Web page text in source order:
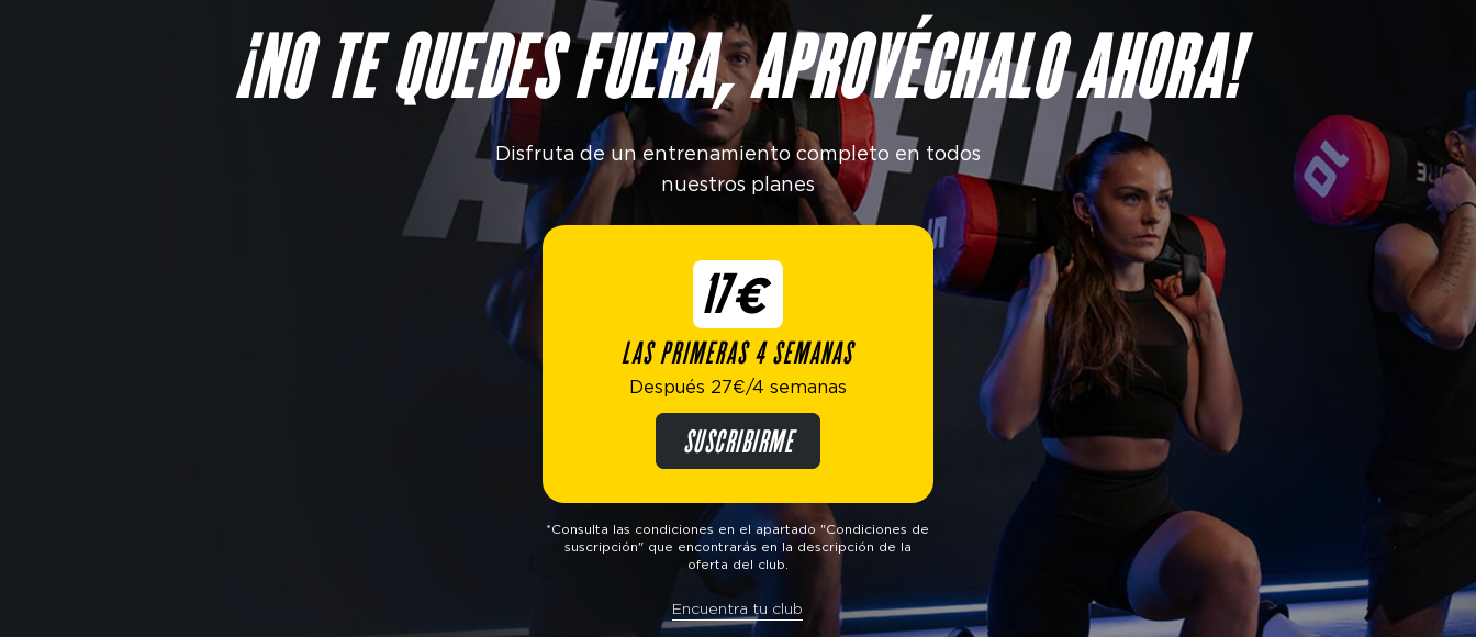
¡NO TE QUEDES FUERA, APROVÉCHALO AHORA!
Disfruta de un entrenamiento completo en todos
nuestros planes
17€
LAS PRIMERAS 4 SEMANAS
Después 27€/4 semanas
SUSCRIBIRME
*Consulta las condiciones en el apartado "Condiciones de
suscripción" que encontrarás en la descripción de la
oferta del club.
Encuentra tu club